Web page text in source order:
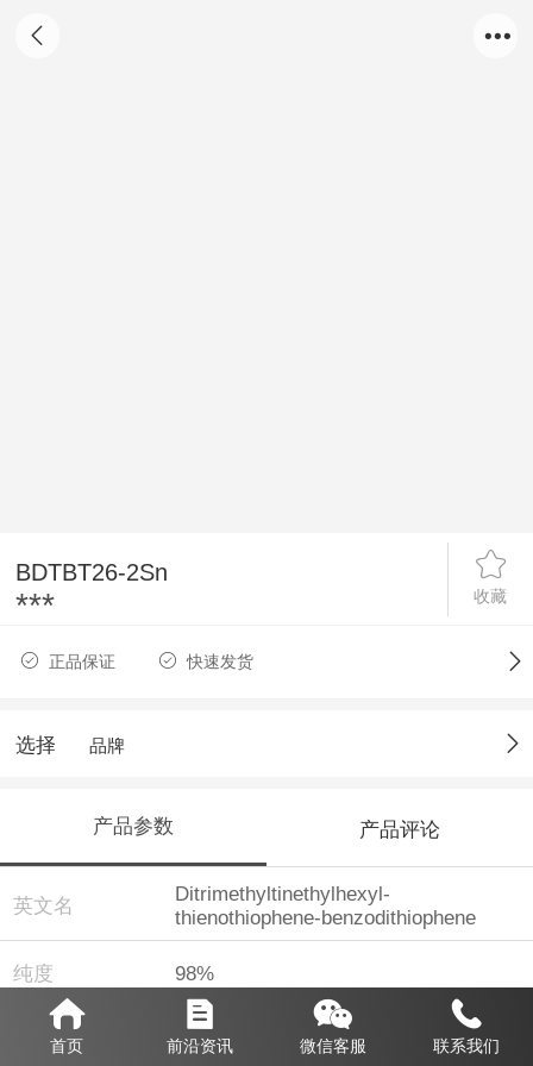
BDTBT26-2Sn
收藏
***
正品保证 快速发货
选择 品牌
产品参数 产品评论
英文名
Ditrimethyltinethylhexyl-
thienothiophene-benzodithiophene
纯度 98%
CAS 1444200-40-1
首页 前沿资讯 微信客服 联系我们